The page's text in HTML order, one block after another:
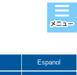
Espanol